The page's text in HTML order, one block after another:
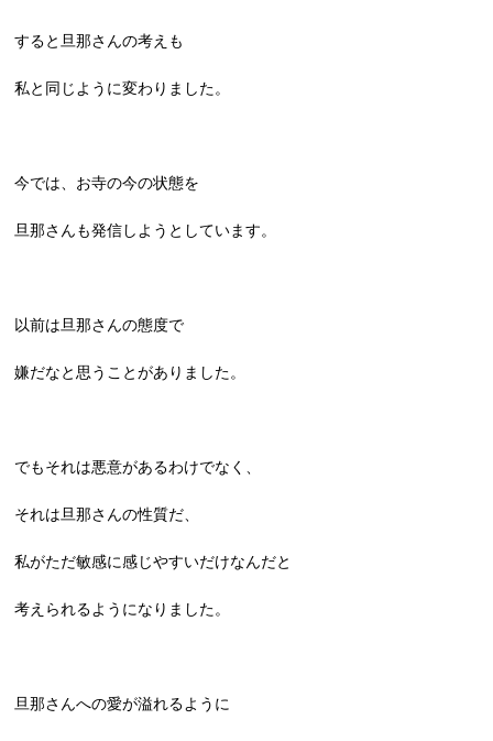
すると旦那さんの考えも
私と同じように変わりました。
今では、お寺の今の状態を
旦那さんも発信しようとしています。
以前は旦那さんの態度で
嫌だなと思うことがありました。
でもそれは悪意があるわけでなく、
それは旦那さんの性質だ、
私がただ敏感に感じやすいだけなんだと
考えられるようになりました。
旦那さんへの愛が溢れるように